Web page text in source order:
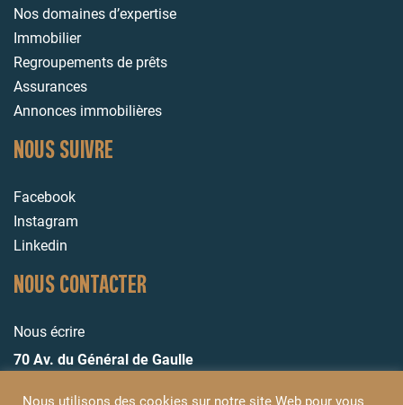
Nos domaines d’expertise
Immobilier
Regroupements de prêts
Assurances
Annonces immobilières
NOUS SUIVRE
Facebook
Instagram
Linkedin
NOUS CONTACTER
Nous écrire
70 Av. du Général de Gaulle
Nous utilisons des cookies sur notre site Web pour vous